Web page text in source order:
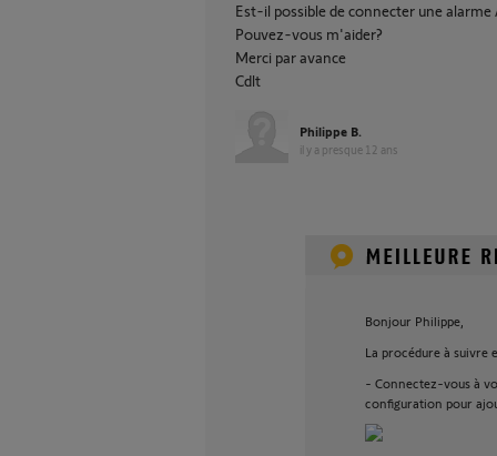
Est-il possible de connecter une alarme
Pouvez-vous m'aider?
Merci par avance
Cdlt
Philippe B.
il y a presque 12 ans
Bonjour Philippe,
La procédure à suivre
- Connectez-vous à
configuration pour